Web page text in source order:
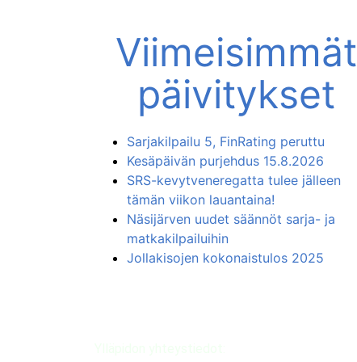
Viimeisimmät
päivitykset
Sarjakilpailu 5, FinRating peruttu
Kesäpäivän purjehdus 15.8.2026
SRS-kevytveneregatta tulee jälleen
tämän viikon lauantaina!
Näsijärven uudet säännöt sarja- ja
matkakilpailuihin
Jollakisojen kokonaistulos 2025